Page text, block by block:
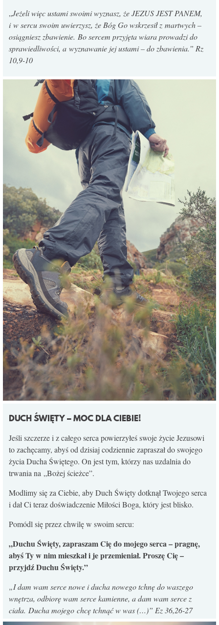
„Jeżeli więc ustami swoimi wyznasz, że JEZUS JEST PANEM,
i w sercu swoim uwierzysz, że Bóg Go wskrzesił z martwych –
osiągniesz zbawienie. Bo sercem przyjęta wiara prowadzi do
sprawiedliwości, a wyznawanie jej ustami – do zbawienia.” Rz
10,9-10
DUCH ŚWIĘTY – MOC DLA CIEBIE!
Jeśli szczerze i z całego serca powierzyłeś swoje życie Jezusowi
to zachęcamy, abyś od dzisiaj codziennie zapraszał do swojego
życia Ducha Świętego. On jest tym, którzy nas uzdalnia do
trwania na „Bożej ścieżce”.
Modlimy się za Ciebie, aby Duch Święty dotknął Twojego serca
i dał Ci teraz doświadczenie Miłości Boga, który jest blisko.
Pomódl się przez chwilę w swoim sercu:
„Duchu Święty, zapraszam Cię do mojego serca – pragnę,
abyś Ty w nim mieszkał i je przemieniał. Proszę Cię –
przyjdź Duchu Święty.”
„I dam wam serce nowe i ducha nowego tchnę do waszego
wnętrza, odbiorę wam serce kamienne, a dam wam serce z
ciała. Ducha mojego chcę tchnąć w was (…)” Ez 36,26-27